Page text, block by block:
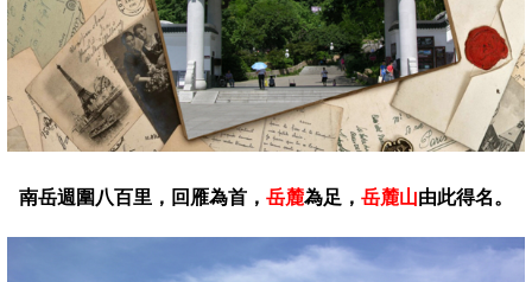
南岳週圍八百里，回雁為首， 岳麓為足， 岳麓山由此得名。